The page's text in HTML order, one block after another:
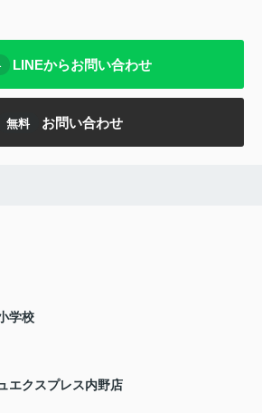
LINEからお問い合わせ
無料 お問い合わせ
学校
エクスプレス内野店